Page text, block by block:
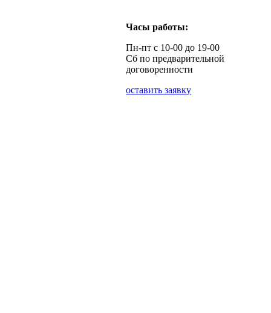
Часы работы:
Пн-пт с 10-00 до 19-00
Сб по предварительной
договоренности
оставить заявку